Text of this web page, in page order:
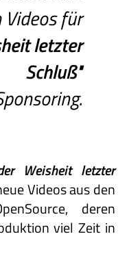
für
letzter
Schluß"
Weisheit letzter
Videos aus den
deren
viel Zeit in